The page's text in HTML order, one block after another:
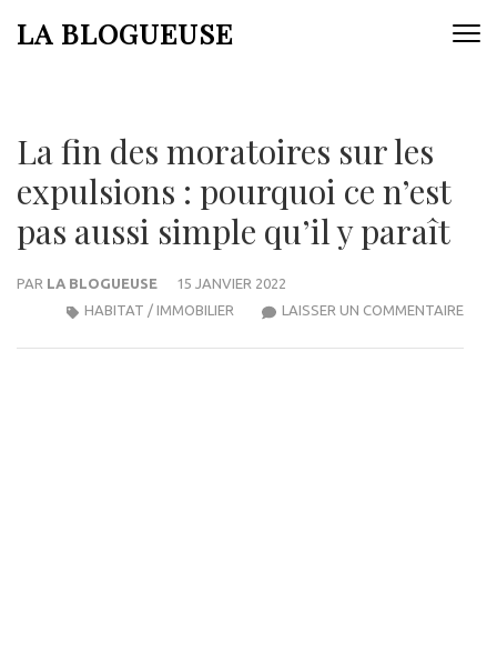
auLA BLOGUEUSE
La fin des moratoires sur les
expulsions : pourquoi ce n’est
pas aussi simple qu’il y paraît
PAR LA BLOGUEUSE
15 JANVIER 2022
LAISSER UN COMMENTAIRELA
HABITAT / IMMOBILIER